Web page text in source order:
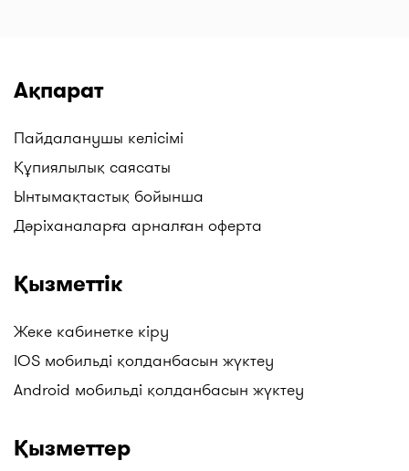
Ақпарат
Пайдаланушы келісімі
Құпиялылық саясаты
Ынтымақтастық бойынша
Дәріханаларға арналған оферта
Қызметтік
Жеке кабинетке кіру
IOS мобильді қолданбасын жүктеу
Android мобильді қолданбасын жүктеу
Қызметтер